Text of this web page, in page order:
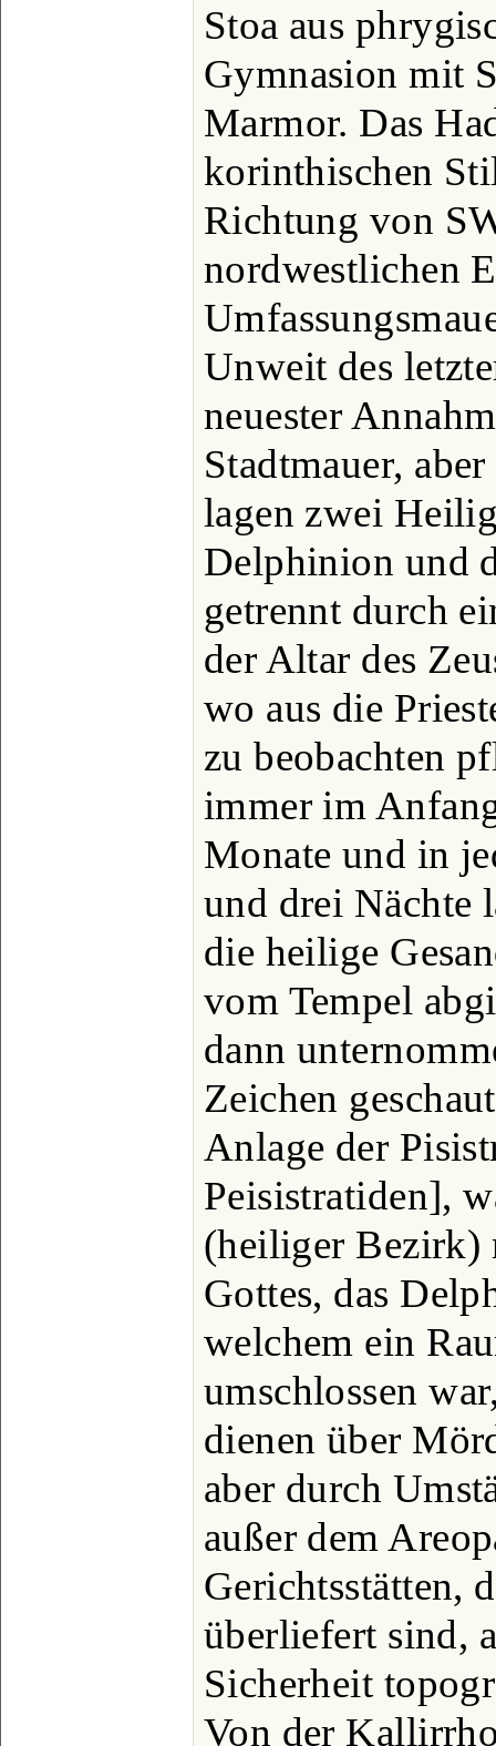
Stoa aus
Gymnasion mit
Marmor. Das
korinthischen
Richtung von
nordwestlichen
Unweit des
neuester
Stadtmauer,
lagen zwei
Delphinion und
getrennt durch
der Altar des
wo aus die
zu beobachten
immer im
Monate und in
und drei Nächte
die heilige
vom Tempel
dann
Zeichen
Anlage der
Peisistratiden],
(heiliger Bezirk)
Gottes, das
welchem ein
umschlossen
dienen über
aber durch
außer dem
Gerichtsstätten,
überliefert sind,
Sicherheit
Von der